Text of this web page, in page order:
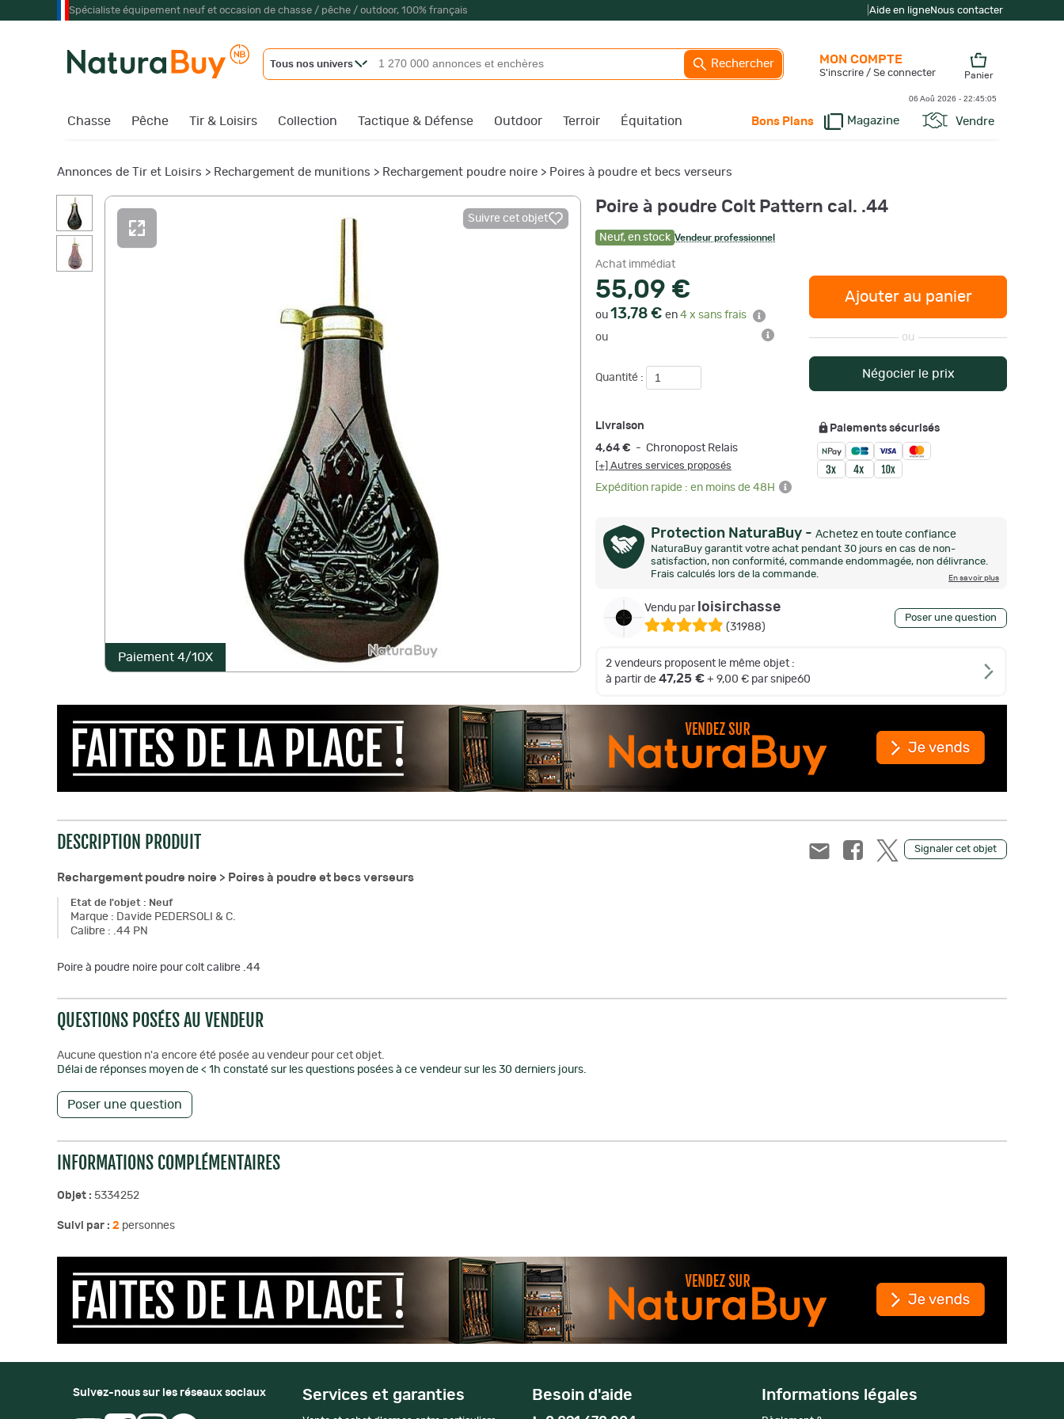
Spécialiste équipement neuf et occasion de chasse / pêche / outdoor, 100% français Aide en ligneNous contacter
Tous nos univers Rechercher
Chasse Pêche Tir & Loisirs Collection Tactique & Défense Outdoor Terroir Équitation Bons Plans Magazine Vendre
MON COMPTE
S'inscrire / Se connecter Panier
06 Aoû 2026 - 22:45:05
Annonces de Tir et Loisirs > Rechargement de munitions > Rechargement poudre noire > Poires à poudre et becs verseurs
Paiement 4/10X
Suivre cet objet
Poire à poudre Colt Pattern cal. .44
Neuf, en stock Vendeur professionnel
Achat immédiat
55,09 €
ou 13,78 € en 4 x sans frais
ou
Quantité :
Ajouter au panier
ou
Négocier le prix
Livraison
4,64 € - Chronopost Relais
[+] Autres services proposés
Expédition rapide : en moins de 48H
Paiements sécurisés
Protection NaturaBuy - Achetez en toute confiance
NaturaBuy garantit votre achat pendant 30 jours en cas de non-
satisfaction, non conformité, commande endommagée, non délivrance.
Frais calculés lors de la commande.
En savoir plus
Vendu par loisirchasse
(31988)
Poser une question
2 vendeurs proposent le même objet :
à partir de 47,25 € + 9,00 € par snipe60
Signaler cet objet
DESCRIPTION PRODUIT
Rechargement poudre noire > Poires à poudre et becs verseurs
Etat de l'objet : Neuf
Marque : Davide PEDERSOLI & C.
Calibre : .44 PN
Poire à poudre noire pour colt calibre .44
QUESTIONS POSÉES AU VENDEUR
Aucune question n'a encore été posée au vendeur pour cet objet.
Délai de réponses moyen de < 1h constaté sur les questions posées à ce vendeur sur les 30 derniers jours.
Poser une question
INFORMATIONS COMPLÉMENTAIRES
Objet : 5334252
Suivi par : 2 personnes
Suivez-nous sur les réseaux sociaux Services et garanties Besoin d'aide Informations légales